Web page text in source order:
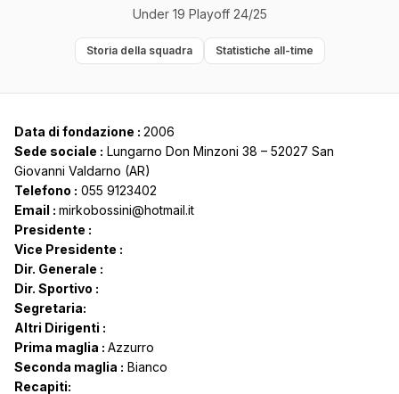
Under 19 Playoff 24/25
Storia della squadra Statistiche all-time
Data di fondazione : 2006
Sede sociale : Lungarno Don Minzoni 38 – 52027 San
Giovanni Valdarno (AR)
Telefono : 055 9123402
Email : mirkobossini@hotmail.it
Presidente :
Vice Presidente :
Dir. Generale :
Dir. Sportivo :
Segretaria:
Altri Dirigenti :
Prima maglia : Azzurro
Seconda maglia : Bianco
Recapiti: